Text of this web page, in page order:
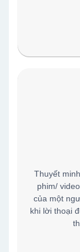
Thuyết
phim/
của một
khi lời thoại